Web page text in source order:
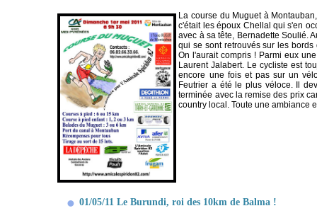
La course du Muguet à
c'était les époux Chellal qui s'en
avec à sa tête, Bernadette Soulié.
qui se sont retrouvés sur les
On l'aurait compris ! Parmi eux
Laurent Jalabert. Le cycliste est
encore une fois et pas sur un
Feutrier a été le plus véloce. Il
terminée avec la remise des prix
country local. Toute une ambiance
01/05/11 Le Burundi, roi des 10km de Balma !